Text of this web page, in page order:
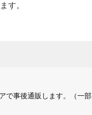
す。
で事後通販します。（一部